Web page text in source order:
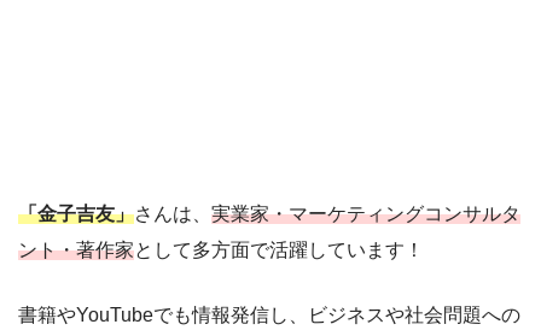
「金子吉友」さんは、 実業家・マーケティングコンサルタ
ント・著作家として多方面で活躍しています！
書籍やYouTubeでも情報発信し、ビジネスや社会問題への